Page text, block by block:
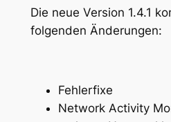
Die neue Version 1.4.1
folgenden Änderungen:
Fehlerfixe
Network Activity